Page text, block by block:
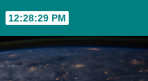
12:28:30 PM